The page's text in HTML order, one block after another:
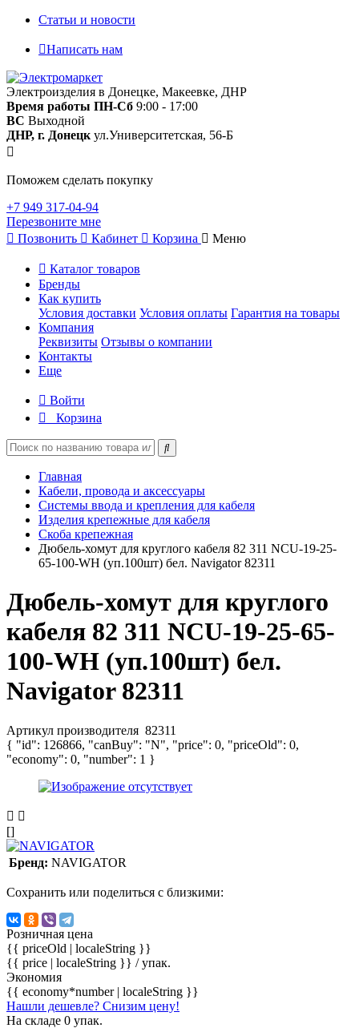
Статьи и новости
Написать нам
Электроизделия в Донецке, Макеевке, ДНР
Время работы ПН-Сб 9:00 - 17:00
ВС Выходной
ДНР, г. Донецк ул.Университетская, 56-Б
Поможем сделать покупку
+7 949 317-04-94
Перезвоните мне
Позвонить
Кабинет Корзина Меню
Каталог товаров
Бренды
Как купить
Условия доставки Условия оплаты Гарантия на товары
Компания
Реквизиты Отзывы о компании
Контакты
Еще
Войти
Корзина
Главная
Кабели, провода и аксессуары
Системы ввода и крепления для кабеля
Изделия крепежные для кабеля
Скоба крепежная
Дюбель-хомут для круглого кабеля 82 311 NCU-19-25-
65-100-WH (уп.100шт) бел. Navigator 82311
Дюбель-хомут для круглого
кабеля 82 311 NCU-19-25-65-
100-WH (уп.100шт) бел.
Navigator 82311
Артикул производителя 82311
{ "id": 126866, "canBuy": "N", "price": 0, "priceOld": 0,
"economy": 0, "number": 1 }
[]
Бренд: NAVIGATOR
Сохранить или поделиться с близкими:
Розничная цена
{{ priceOld | localeString }}
{{ price | localeString }} / упак.
Экономия
{{ economy*number | localeString }}
Нашли дешевле? Снизим цену!
На складе 0 упак.